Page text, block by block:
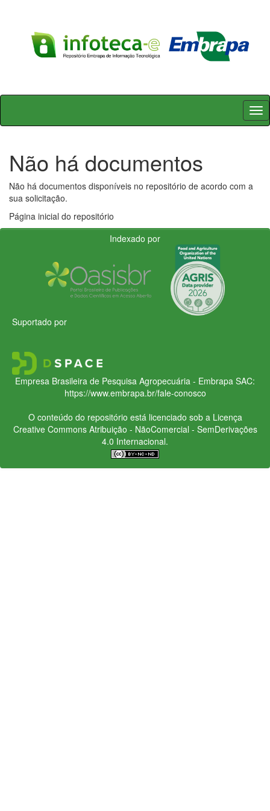
Skip
Não há documentos
Não há documentos disponíveis no repositório de acordo com a
sua solicitação.
Página inicial do repositório
Indexado por
Suportado por
Empresa Brasileira de Pesquisa Agropecuária - Embrapa SAC:
https://www.embrapa.br/fale-conosco
O conteúdo do repositório está licenciado sob a Licença
Creative CommonsAtribuição - NãoComercial - SemDerivações
4.0 Internacional.